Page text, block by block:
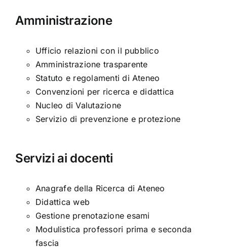
Amministrazione
Ufficio relazioni con il pubblico
Amministrazione trasparente
Statuto e regolamenti di Ateneo
Convenzioni per ricerca e didattica
Nucleo di Valutazione
Servizio di prevenzione e protezione
Servizi ai docenti
Anagrafe della Ricerca di Ateneo
Didattica web
Gestione prenotazione esami
Modulistica professori prima e seconda
fascia